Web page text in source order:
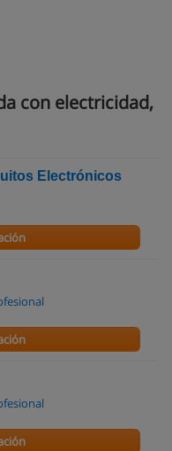
con electricidad,
Electrónicos